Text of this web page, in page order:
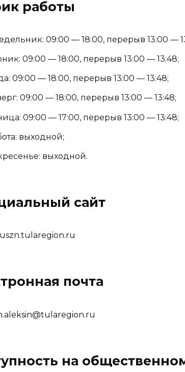
работы
09:00 — 18:00, перерыв 13:00 —
09:00 — 18:00, перерыв 13:00 — 13:48;
09:00 — 18:00, перерыв 13:00 — 13:48;
09:00 — 18:00, перерыв 13:00 — 13:48;
09:00 — 17:00, перерыв 13:00 — 13:48;
выходной;
выходной.
сайт
почта
на